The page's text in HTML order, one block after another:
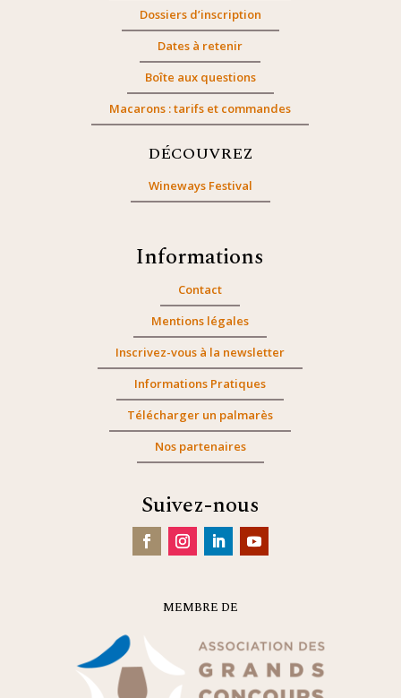
Dossiers d’inscription
Dates à retenir
Boîte aux questions
Macarons : tarifs et commandes
DÉCOUVREZ
Wineways Festival
Informations
Contact
Mentions légales
Inscrivez-vous à la newsletter
Informations Pratiques
Télécharger un palmarès
Nos partenaires
Suivez-nous
MEMBRE DE